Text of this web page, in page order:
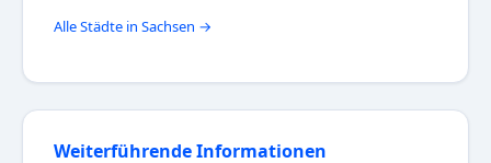
Alle Städte in Sachsen →
Weiterführende Informationen